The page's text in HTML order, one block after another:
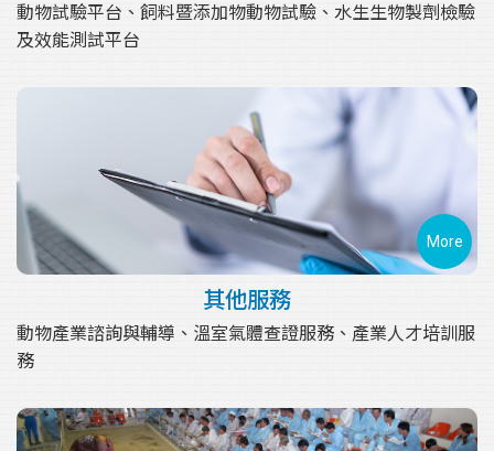
動物試驗平台、飼料暨添加物動物試驗、水生生物製劑檢驗
及效能測試平台
More
其他服務
動物產業諮詢與輔導、溫室氣體查證服務、產業人才培訓服
務